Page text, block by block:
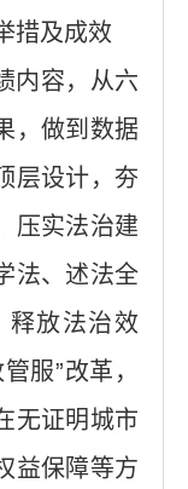
措及成效
内容，从六
，做到数据
层设计，夯
压实法治建
法、述法全
释放法治效
服”改革，
无证明城市
益保障等方